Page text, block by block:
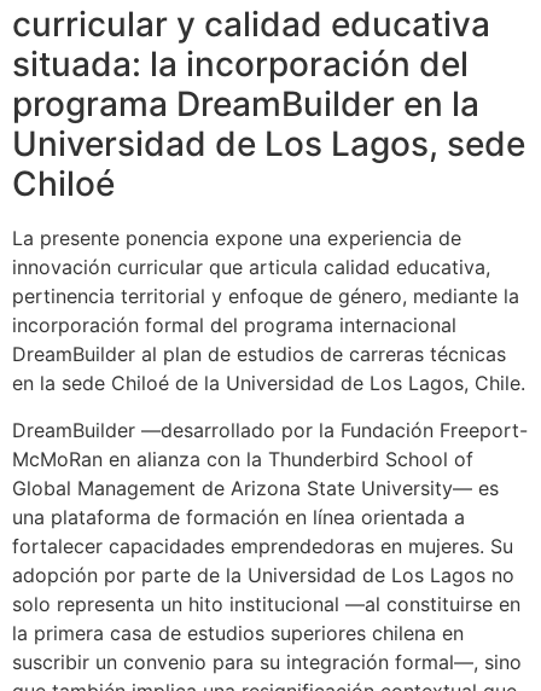
curricular y calidad educativa
situada: la incorporación del
programa DreamBuilder en la
Universidad de Los Lagos, sede
Chiloé
La presente ponencia expone una experiencia de
innovación curricular que articula calidad educativa,
pertinencia territorial y enfoque de género, mediante la
incorporación formal del programa internacional
DreamBuilder al plan de estudios de carreras técnicas
en la sede Chiloé de la Universidad de Los Lagos, Chile.
DreamBuilder —desarrollado por la Fundación Freeport-
McMoRan en alianza con la Thunderbird School of
Global Management de Arizona State University— es
una plataforma de formación en línea orientada a
fortalecer capacidades emprendedoras en mujeres. Su
adopción por parte de la Universidad de Los Lagos no
solo representa un hito institucional —al constituirse en
la primera casa de estudios superiores chilena en
suscribir un convenio para su integración formal—, sino